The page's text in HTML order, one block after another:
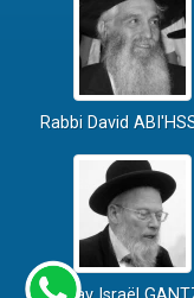
Rabbi David